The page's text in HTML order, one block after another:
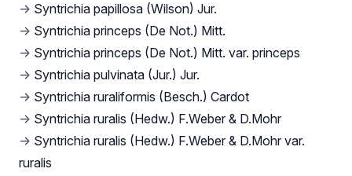
→ Syntrichia papillosa (Wilson) Jur.
→ Syntrichia princeps (De Not.) Mitt.
→ Syntrichia princeps (De Not.) Mitt. var. princeps
→ Syntrichia pulvinata (Jur.) Jur.
→ Syntrichia ruraliformis (Besch.) Cardot
→ Syntrichia ruralis (Hedw.) F.Weber & D.Mohr
→ Syntrichia ruralis (Hedw.) F.Weber & D.Mohr var.
ruralis